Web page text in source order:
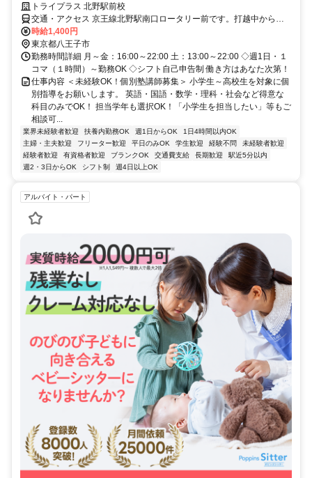
トライプラス 北野駅前校
交通・アクセス 京王線北野駅南口ロータリー前です。打越中から徒
歩５分・由井第一小から徒歩４分、南平高校・長沼小・由井中など、
電車を使って通塾される方は駅から徒歩２分、工学院附属中高生はバ
ス停から徒歩30秒です。
時給1,400円
東京都八王子市
勤務時間詳細 月～金：16:00～22:00 土：13:00～22:00 ◇週1日・１
コマ（１時間）～勤務OK ◇シフト自己申告制 働き方はあなた次第！
仕事内容 ＜未経験OK！個別塾講師募集＞ 小学生～高校生を対象に個
別指導をお願いします。 英語・国語・数学・理科・社会など得意な
科目のみでOK！ 担当学年も選択OK！「小学生を担当したい」等もご
相談可...
業界未経験者歓迎 扶養内勤務OK 週1日からOK
1日4時間以内OK
主婦・主夫歓迎
フリーター歓迎 平日のみOK 学生歓迎 経験不問
未経験者歓迎
経験者歓迎
有資格者歓迎 ブランクOK 交通費支給 長期歓迎
駅近5分以内
週2・3日からOK
シフト制 週4日以上OK
アルバイト・パート